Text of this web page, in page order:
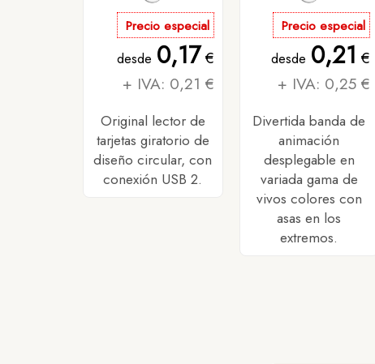
Precio especial
desde 0,17 €
+ IVA: 0,21 €
Original lector de
tarjetas giratorio de
diseño circular, con
conexión USB 2.
Precio especial
desde 0,21 €
+ IVA: 0,25 €
Divertida banda de
animación
desplegable en
variada gama de
vivos colores con
asas en los
extremos.